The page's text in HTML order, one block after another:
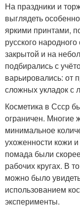
На праздники и
выглядеть
яркими принтами,
русского
закрытой и на
подбирались с
варьировались: от
сложных укладок с
Косметика в Ссср
ограничен. Многие
минимальное
ухоженности кожи
помада были
рабочих кругах. В
можно было
использованием
эксперименты.